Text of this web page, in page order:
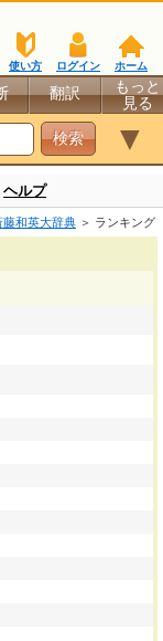
ホーム
ログイン
使い方
翻訳
もっと
見る
▼
ヘルプ
藤和英大辞典 ＞ ランキング